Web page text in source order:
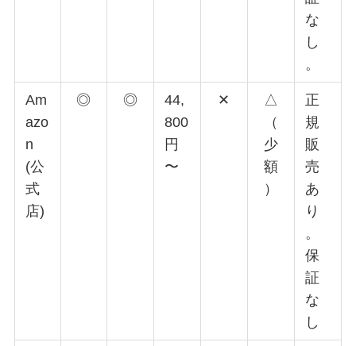
な
し
。
Am
azo
n
(公
式
店)
◎ ◎
44,
800
円
〜
✕
△
（
少
額
）
正
規
販
売
あ
り
。
保
証
な
し